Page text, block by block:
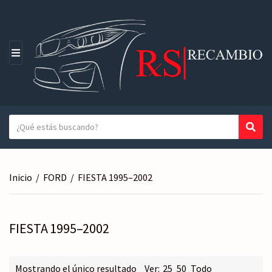
M
o
b
r
e
e
x
o
a
u
Inicio / FORD / FIESTA 1995–2002
FIESTA 1995–2002
Mostrando el único resultado Ver: 25 50 Todo